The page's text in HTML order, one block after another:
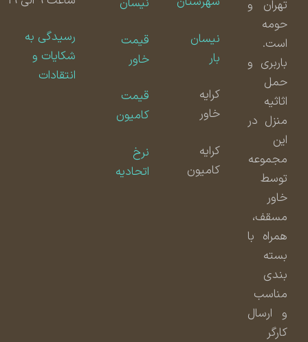
تهران و
حومه
است.
باربری و
حمل
اثاثیه
منزل در
مجموعه
توسط
مسقف،
همراه با
بسته
بندی
مناسب
و ارسال
نیسان
کامیون
نیسان
قیمت
قیمت
کامیون
اتحادیه
رسیدگی به
شکایات و
انتقادات